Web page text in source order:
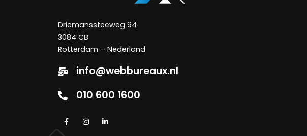
Driemanssteeweg 94
3084 CB
Rotterdam – Nederland
info@webbureaux.nl
010 600 1600